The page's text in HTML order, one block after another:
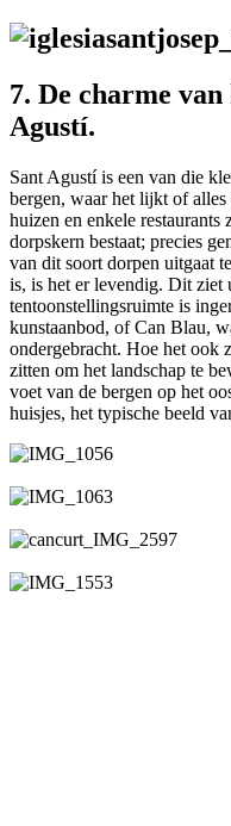
7. De charme
Agustí.
Sant Agustí is een van die
bergen, waar het lijkt of
huizen en enkele restaurants
dorpskern bestaat; precies
van dit soort dorpen uitgaat
is, is het er levendig. Dit ziet
tentoonstellingsruimte is
kunstaanbod, of Can Blau,
ondergebracht. Hoe het ook
zitten om het landschap te
voet van de bergen op het
huisjes, het typische beeld